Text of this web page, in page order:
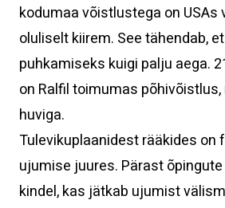
kodumaa võistlustega on
oluliselt kiirem. See tähendab,
puhkamiseks kuigi palju aega.
on Ralfil toimumas
huviga.
Tulevikuplaanidest rääkides on
ujumise juures. Pärast
kindel, kas jätkab ujumist